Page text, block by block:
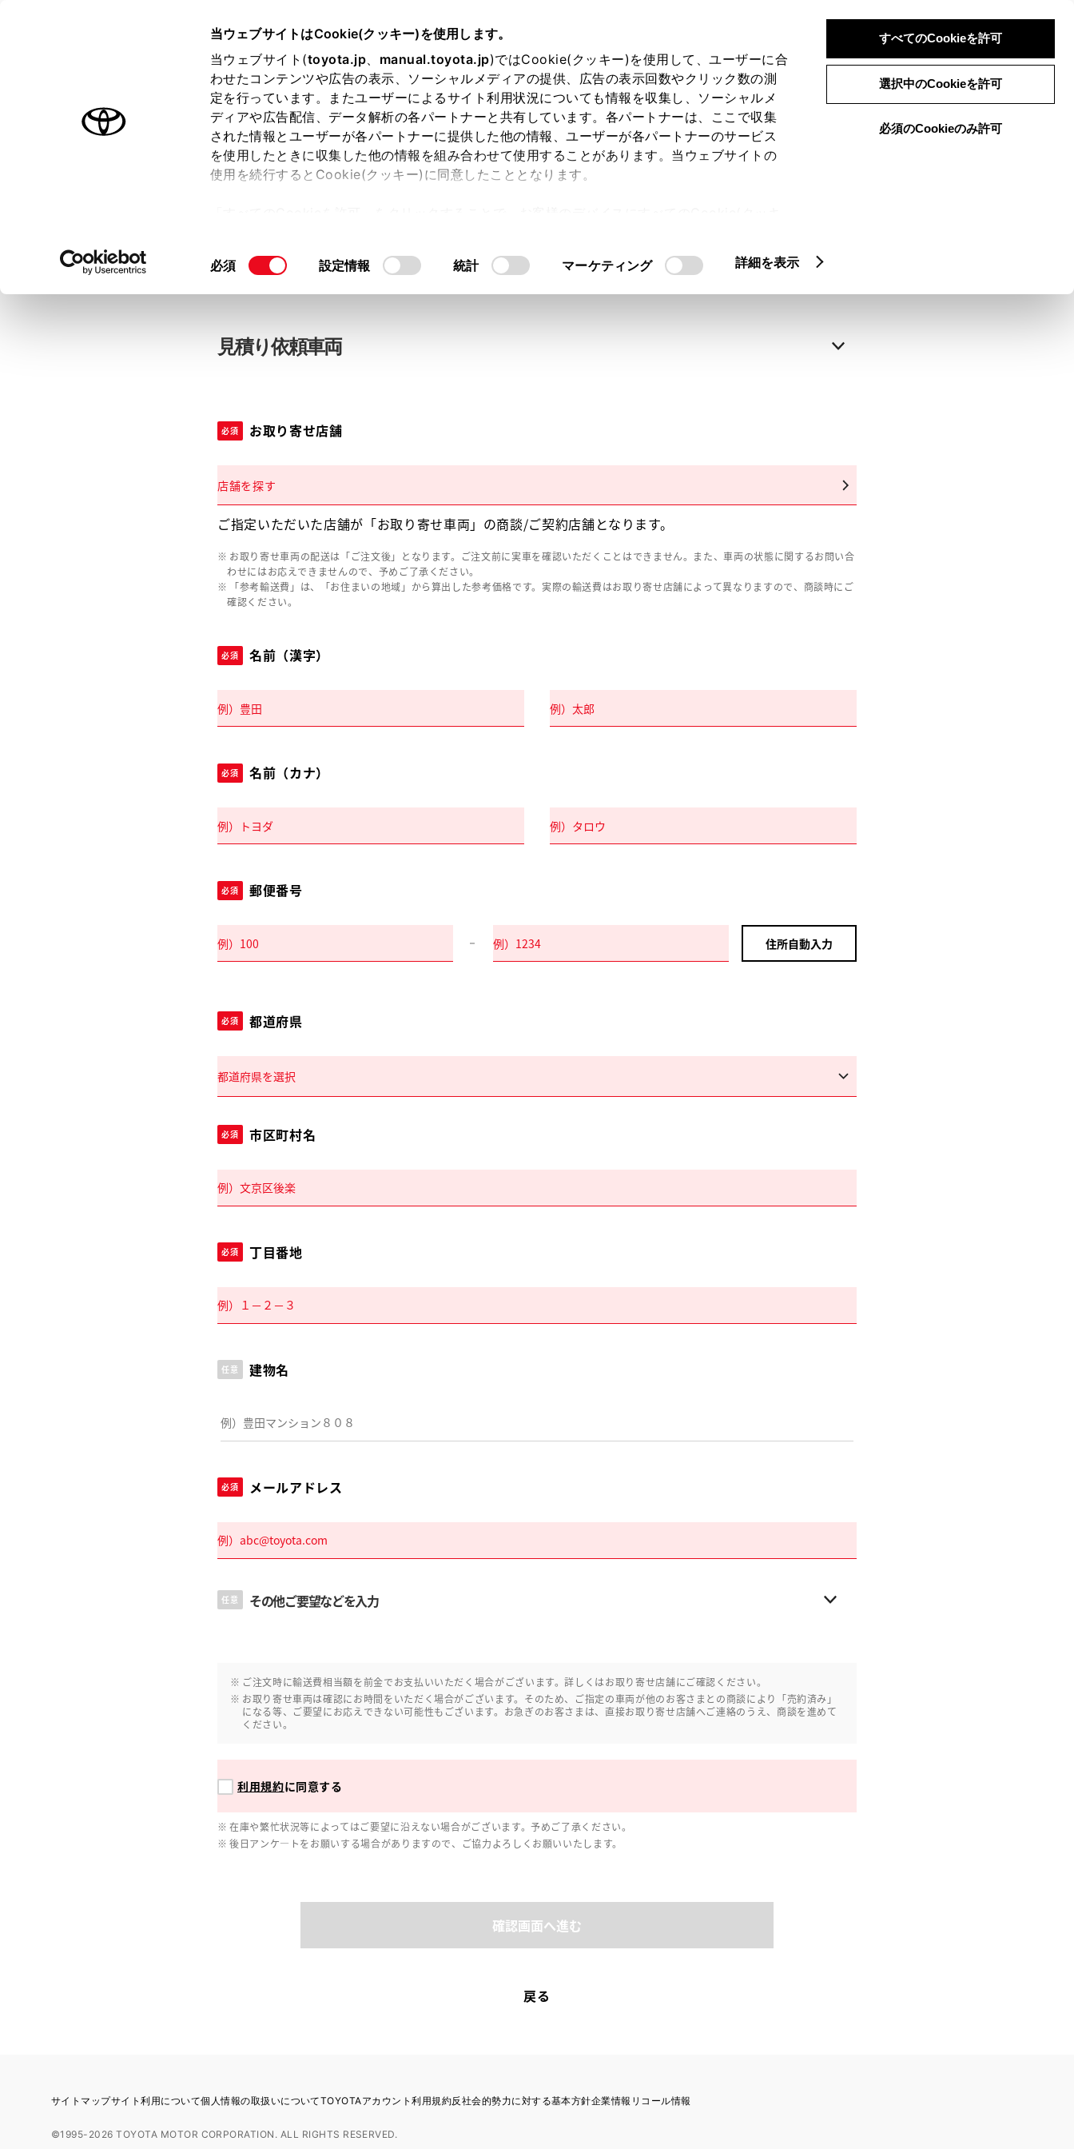
当ウェブサイトはCookie(クッキー)を使用します。
当ウェブサイト(toyota.jp、 manual.toyota.jp)ではCookie(クッキー)を使用して、ユーザーに合
わせたコンテンツや広告の表示、ソーシャルメディアの提供、広告の表示回数やクリック数の測
定を行っています。またユーザーによるサイト利用状況についても情報を収集し、ソーシャルメ
ディアや広告配信、データ解析の各パートナーと共有しています。各パートナーは、ここで収集
された情報とユーザーが各パートナーに提供した他の情報、ユーザーが各パートナーのサービス
を使用したときに収集した他の情報を組み合わせて使用することがあります。当ウェブサイトの
使用を続行するとCookie(クッキー)に同意したこととなります。
て」をご覧ください。
同
択
必須 設定情報 統計 マーケティング 詳細を表示
すべてのCookieを許可
選択中のCookieを許可
必須のCookieのみ許可
は必須です。中古車：見積り依頼
お客さま情報の入力 入力内容のご確認
ログインして自動入力
見積り依頼車両
必須 お取り寄せ店舗
店舗を探す
ご指定いただいた店舗が「お取り寄せ車両」の商談/ご契約店舗となります。
お取り寄せ車両の配送は「ご注文後」となります。ご注文前に実車を確認いただくことはできません。また、車両の状態に関するお問い合
わせにはお応えできませんので、予めご了承ください。
「参考輸送費」は、「お住まいの地域」から算出した参考価格です。実際の輸送費はお取り寄せ店舗によって異なりますので、商談時にご
確認ください。
必須 名前（漢字）
必須 名前（カナ）
必須 郵便番号
住所自動入力
必須 都道府県
必須 市区町村名
必須 丁目番地
任意 建物名
必須 メールアドレス
任意 その他ご要望などを入力
ご注文時に輸送費相当額を前金でお支払いいただく場合がございます。詳しくはお取り寄せ店舗にご確認ください。
お取り寄せ車両は確認にお時間をいただく場合がございます。そのため、ご指定の車両が他のお客さまとの商談により「売約済み」
になる等、ご要望にお応えできない可能性もございます。お急ぎのお客さまは、直接お取り寄せ店舗へご連絡のうえ、商談を進めて
ください。
利用規約に同意する
在庫や繁忙状況等によってはご要望に沿えない場合がございます。予めご了承ください。
後日アンケ―トをお願いする場合がありますので、ご協力よろしくお願いいたします。
確認画面へ進む
戻る
サイトマップサイト利用について個人情報の取扱いについてTOYOTAアカウント利用規約反社会的勢力に対する基本方針企業情報 リコール情報
©1995-2026 TOYOTA MOTOR CORPORATION. ALL RIGHTS RESERVED.